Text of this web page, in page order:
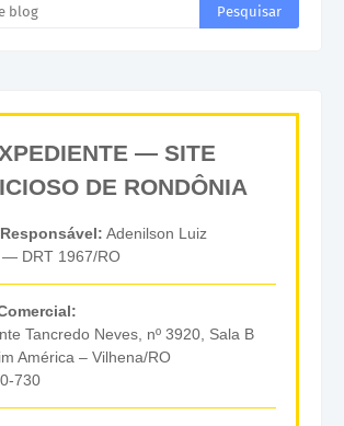
— SITE
DE RONDÔNIA
Adenilson Luiz
— DRT 1967/RO
Tancredo Neves, nº 3920, Sala B
América – Vilhena/RO
730